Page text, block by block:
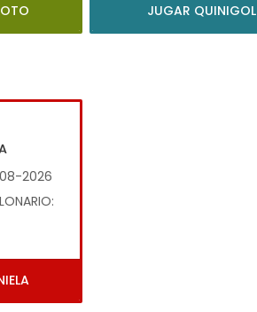
JUGAR QUINIGOL
2026